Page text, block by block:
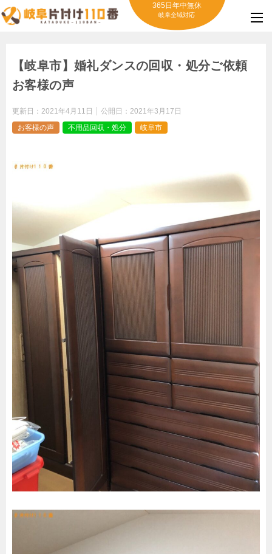
365日年中無休
岐阜全域対応
【岐阜市】婚礼ダンスの回収・処分ご依頼
お客様の声
更新日： 2021年4月11日 公開日： 2021年3月17日
お客様の声
不用品回収・処分 岐阜市